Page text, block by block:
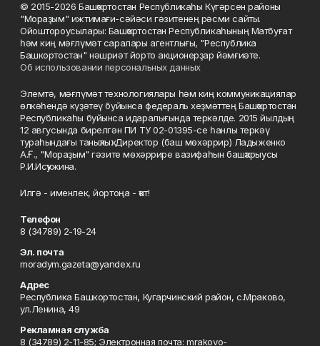
© 2015-2026 Башҡортостан Республикаһы Күгәрсен районы
"Мораҙым" ижтимағи-сәйәси гәзитенең рәсми сайты.
Ойоштороусылары: Башҡортостан Республикаһының Матбуғат
һәм киң мәғлүмәт саралары агентлығы, "Республика
Башкортостан" нәшриәт йорто акционерҙар йәмғиәте.
Об использовании персональных данных
Элемтә, мәғлүмәт технологиялары һәм киң коммуникациялар
өлкәһендә күҙәтеү буйынса федераль хеҙмәттең Башҡортостан
Республикаһы буйынса идаралығында теркәлде. 2015 йылдың
12 авгусында бирелгән ПИ ТУ 02-01395-се һанлы теркәү
тураһындағы таныҡлыҡ. Директор (баш мөхәррир) Ладыженко
А.Ғ., "Мораҙым" гәзите мөхәррире вазифаһын башҡарыусы
Р.И.Исҡужина.
Илгә - именлек, йортоңа - ҡот!
Телефон
8 (34789) 2-19-24
Эл. почта
moradym.gazeta@yandex.ru
Адрес
Республика Башкортостан, Кугарчинский район, с.Мраково,
ул.Ленина, 49
Рекламная служба
8 (34789) 2-11-85; Электронная почта: mrakovo-